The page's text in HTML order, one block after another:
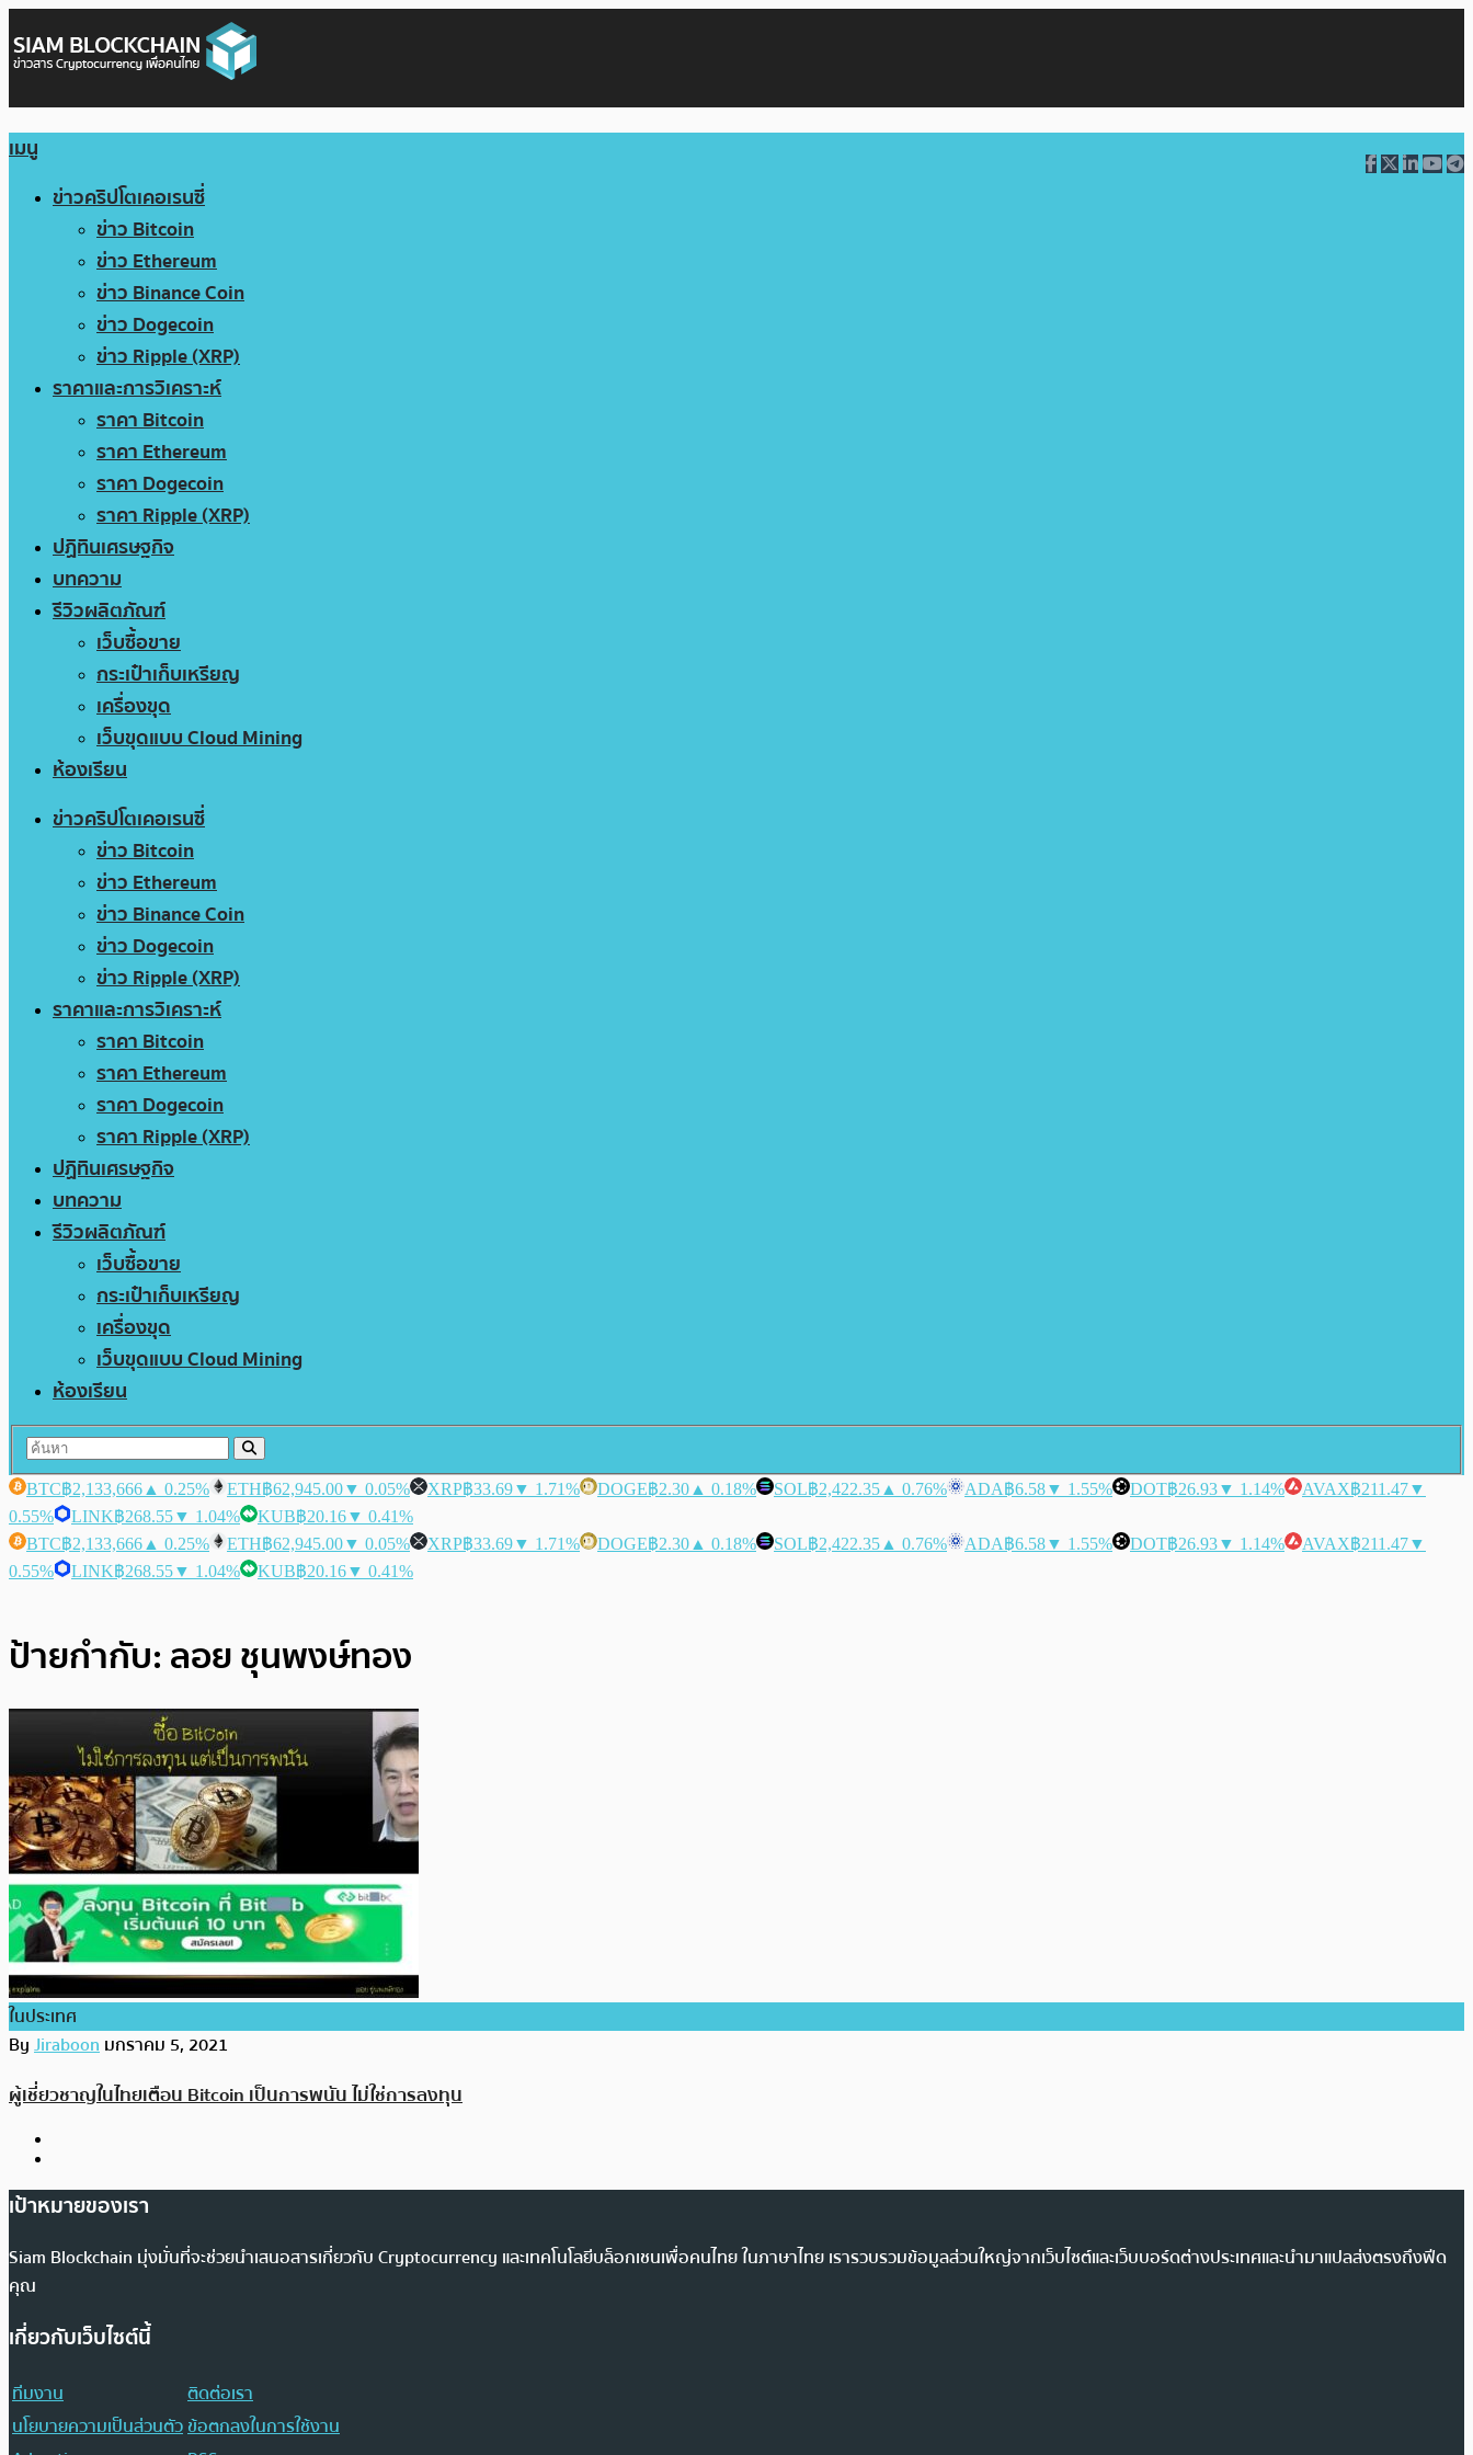
เมนู
ข่าวคริปโตเคอเรนซี่
ข่าว Bitcoin
ข่าว Ethereum
ข่าว Binance Coin
ข่าว Dogecoin
ข่าว Ripple (XRP)
ราคาและการวิเคราะห์
ราคา Bitcoin
ราคา Ethereum
ราคา Dogecoin
ราคา Ripple (XRP)
ปฏิทินเศรษฐกิจ
บทความ
รีวิวผลิตภัณฑ์
เว็บซื้อขาย
กระเป๋าเก็บเหรียญ
เครื่องขุด
เว็บขุดแบบ Cloud Mining
ห้องเรียน
ข่าวคริปโตเคอเรนซี่
ข่าว Bitcoin
ข่าว Ethereum
ข่าว Binance Coin
ข่าว Dogecoin
ข่าว Ripple (XRP)
ราคาและการวิเคราะห์
ราคา Bitcoin
ราคา Ethereum
ราคา Dogecoin
ราคา Ripple (XRP)
ปฏิทินเศรษฐกิจ
บทความ
รีวิวผลิตภัณฑ์
เว็บซื้อขาย
กระเป๋าเก็บเหรียญ
เครื่องขุด
เว็บขุดแบบ Cloud Mining
ห้องเรียน
BTC฿2,133,666 ▲ 0.25% ETH฿62,945.00▼ 0.05% XRP฿33.69▼ 1.71% DOGE฿2.30 ▲ 0.18% SOL฿2,422.35 ▲ 0.76% ADA฿6.58▼ 1.55% DOT฿26.93▼ 1.14% AVAX฿211.47▼
0.55%
LINK฿268.55▼ 1.04% KUB฿20.16▼ 0.41%
BTC฿2,133,666 ▲ 0.25% ETH฿62,945.00▼ 0.05% XRP฿33.69▼ 1.71% DOGE฿2.30 ▲ 0.18% SOL฿2,422.35 ▲ 0.76% ADA฿6.58▼ 1.55% DOT฿26.93▼ 1.14% AVAX฿211.47▼
0.55%
LINK฿268.55▼ 1.04% KUB฿20.16▼ 0.41%
ป้ายกำกับ: ลอย ชุนพงษ์ทอง
ในประเทศ
ByJiraboonมกราคม 5, 2021
ผู้เชี่ยวชาญในไทยเตือน Bitcoin เป็นการพนัน ไม่ใช่การลงทุน
เป้าหมายของเรา
Siam Blockchain มุ่งมั่นที่จะช่วยนำเสนอสารเกี่ยวกับ Cryptocurrency และเทคโนโลยีบล็อกเชนเพื่อคนไทย ในภาษาไทย เรารวบรวมข้อมูลส่วนใหญ่จากเว็บไซต์และเว็บบอร์ดต่างประเทศและนำมาแปลส่งตรงถึงฟีด
คุณ
เกี่ยวกับเว็บไซต์นี้
ทีมงาน
ติดต่อเรา
นโยบายความเป็นส่วนตัวข้อตกลงในการใช้งาน